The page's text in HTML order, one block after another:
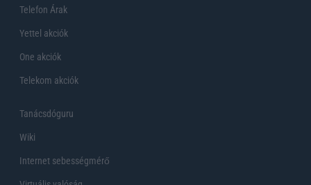
Telefon Árak
Yettel akciók
One akciók
Telekom akciók
Tanácsdóguru
Wiki
Internet sebességmérő